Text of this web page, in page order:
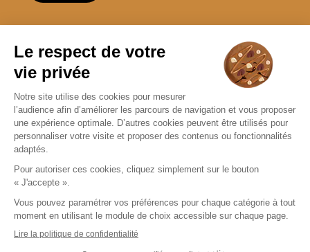
Nous contacter
02 99 05 37 60
Nous contacter
Mentions légales
CGU